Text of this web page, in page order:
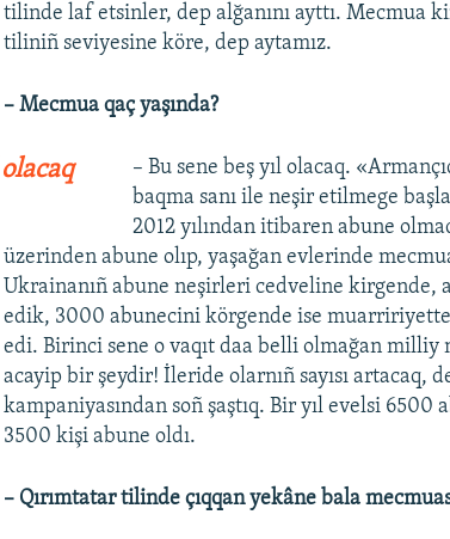
tilinde laf etsinler, dep alğanını ayttı. Mecmua
tiliniñ seviyesine köre, dep aytamız.
– Mecmua qaç yaşında?
– Bu sene beş yıl olacaq.
baqma sanı ile neşir etilmege
2012 yılından itibaren abune
üzerinden abune olıp, yaşağan evlerinde
Ukrainanıñ abune neşirleri cedveline kirgende,
edik, 3000 abunecini körgende ise muarririyette
edi. Birinci sene o vaqıt daa belli olmağan
acayip bir şeydir! İleride olarnıñ sayısı artacaq,
kampaniyasından soñ şaştıq. Bir yıl evelsi
3500 kişi abune oldı.
– Qırımtatar tilinde çıqqan yekâne bala